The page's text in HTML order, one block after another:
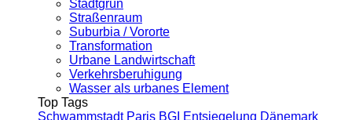
Stadtgrün
Straßenraum
Suburbia / Vororte
Transformation
Urbane Landwirtschaft
Verkehrsberuhigung
Wasser als urbanes Element
Top Tags
Schwammstadt Paris BGI Entsiegelung Dänemark